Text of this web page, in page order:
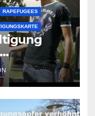
RAPEFUGEES
ist ein